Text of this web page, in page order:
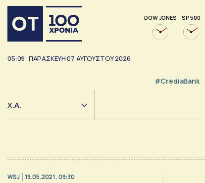
DOW JONES SP 500
05:09 ΠΑΡΑΣΚΕΥΗ07 ΑΥΓΟΥΣΤΟΥ2026
#CrediaBank
Χ.Α.
WSJ 19.05.2021, 09:30